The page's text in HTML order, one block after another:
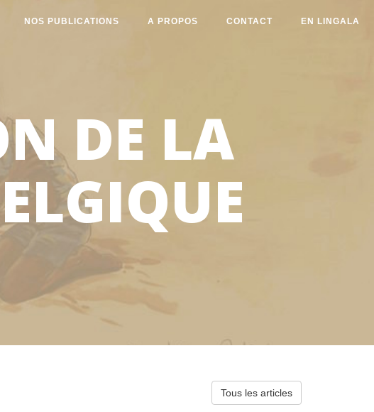
NOS PUBLICATIONS A PROPOS CONTACT EN LINGALA
DE LA
Tous les articles